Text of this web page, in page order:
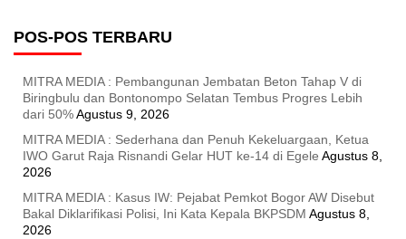
POS-POS TERBARU
MITRA MEDIA : Pembangunan Jembatan Beton Tahap V di
Biringbulu dan Bontonompo Selatan Tembus Progres Lebih
dari 50%Agustus 9, 2026
MITRA MEDIA : Sederhana dan Penuh Kekeluargaan, Ketua
IWO Garut Raja Risnandi Gelar HUT ke-14 di Egele Agustus 8,
2026
MITRA MEDIA : Kasus IW: Pejabat Pemkot Bogor AW Disebut
Bakal Diklarifikasi Polisi, Ini Kata Kepala BKPSDM Agustus 8,
2026